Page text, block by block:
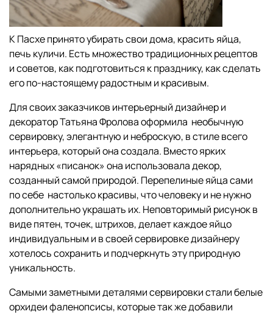
К Пасхе принято убирать свои дома, красить яйца,
печь куличи. Есть множество традиционных рецептов
и советов, как подготовиться к празднику, как сделать
его по-настоящему радостным и красивым.
Для своих заказчиков интерьерный дизайнер и
декоратор Татьяна Фролова оформила необычную
сервировку, элегантную и неброскую, в стиле всего
интерьера, который она создала. Вместо ярких
нарядных «писанок» она использовала декор,
созданный самой природой. Перепелиные яйца сами
по себе настолько красивы, что человеку и не нужно
дополнительно украшать их. Неповторимый рисунок в
виде пятен, точек, штрихов, делает каждое яйцо
индивидуальным и в своей сервировке дизайнеру
хотелось сохранить и подчеркнуть эту природную
уникальность.
Самыми заметными деталями сервировки стали белые
орхидеи фаленопсисы, которые так же добавили